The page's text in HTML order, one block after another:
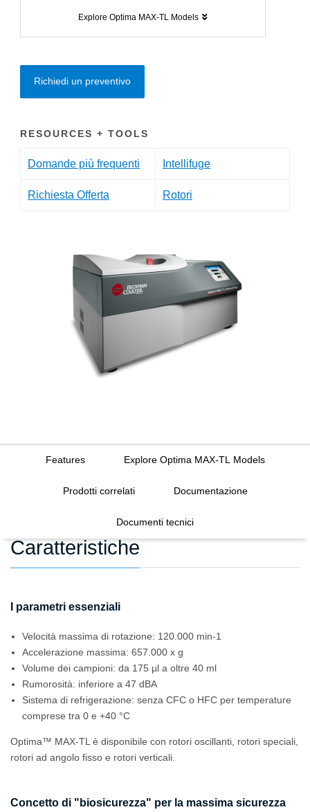
Explore Optima MAX-TL Models
Richiedi un preventivo
RESOURCES + TOOLS
Domande più frequenti Intellifuge
Richiesta Offerta Rotori
Features Explore Optima MAX-TL Models
Prodotti correlati Documentazione
Documenti tecnici
Caratteristiche
I parametri essenziali
Velocità massima di rotazione: 120.000 min-1
Accelerazione massima: 657.000 x g
Volume dei campioni: da 175 µl a oltre 40 ml
Rumorosità: inferiore a 47 dBA
Sistema di refrigerazione: senza CFC o HFC per temperature
comprese tra 0 e +40 °C
Optima™ MAX-TL è disponibile con rotori oscillanti, rotori speciali,
rotori ad angolo fisso e rotori verticali.
Concetto di "biosicurezza" per la massima sicurezza